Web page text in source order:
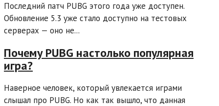
Последний патч PUBG этого года уже доступен.
Обновление 5.3 уже стало доступно на тестовых
серверах — оно не...
Почему PUBG настолько популярная
игра?
Наверное человек, который увлекается играми
слышал про PUBG. Но как так вышло, что данная